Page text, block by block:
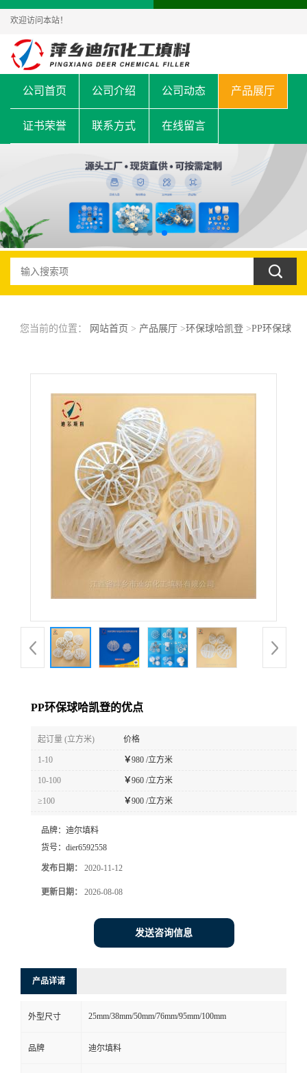
欢迎访问本站！
公司首页 公司介绍 公司动态 产品展厅
证书荣誉 联系方式 在线留言
您当前的位置： 网站首页 > 产品展厅>环保球哈凯登>PP环保球
PP环保球哈凯登的优点
起订量 (立方米) 价格
1-10 ￥980 /立方米
10-100 ￥960 /立方米
≥100 ￥900 /立方米
品牌： 迪尔填料
货号： dier6592558
发布日期： 2020-11-12
更新日期： 2026-08-08
发送咨询信息
产品详请
外型尺寸 25mm/38mm/50mm/76mm/95mm/100mm
品牌 迪尔填料